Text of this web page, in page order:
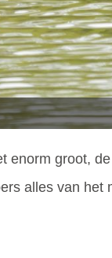
enorm groot,
alles van het